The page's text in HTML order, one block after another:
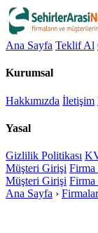
Ana Sayfa Teklif Al
Kurumsal
Hakkımızda İletişim
Yasal
Gizlilik Politikası
Müşteri Girişi Firma
Müşteri Girişi Firma
Ana Sayfa › Firmalar